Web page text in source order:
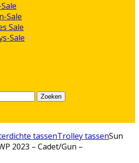
Sale
Sale
Sale
Zoeken
tassenTrolley tassenSun
2023 – Cadet/Gun –